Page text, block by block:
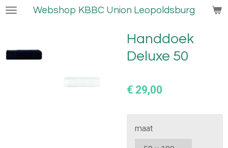
Ga
hoofdinhoud
Webshop KBBC Union Leopoldsburg
Handdoek
Deluxe 50
€ 29,00
maat